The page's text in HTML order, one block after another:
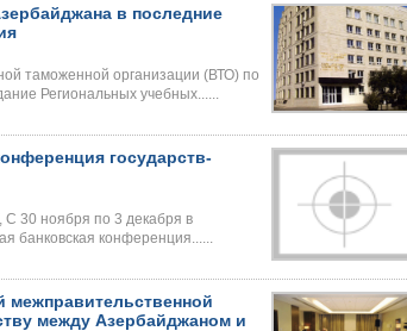
в последние
таможенной организации (ВТО) по
Региональных учебных......
государств-
С 30 ноября по 3 декабря в
банковская конференция......
межправительственной
между Азербайджаном и